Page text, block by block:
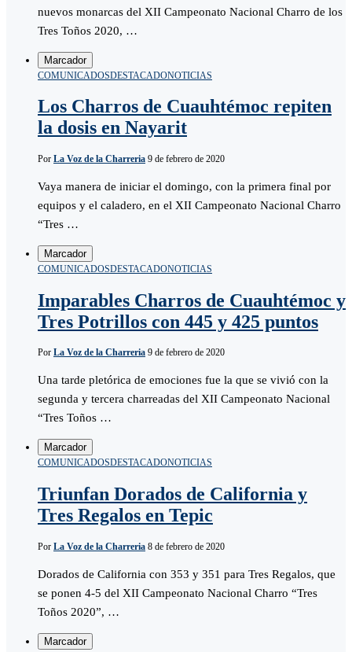
nuevos monarcas del XII Campeonato Nacional Charro de los
Tres Toños 2020, …
Marcador
COMUNICADOSDESTACADONOTICIAS
Los Charros de Cuauhtémoc repiten
la dosis en Nayarit
Por La Voz de la Charreria 9 de febrero de 2020
Vaya manera de iniciar el domingo, con la primera final por
equipos y el caladero, en el XII Campeonato Nacional Charro
“Tres …
Marcador
COMUNICADOSDESTACADONOTICIAS
Imparables Charros de Cuauhtémoc y
Tres Potrillos con 445 y 425 puntos
Por La Voz de la Charreria 9 de febrero de 2020
Una tarde pletórica de emociones fue la que se vivió con la
segunda y tercera charreadas del XII Campeonato Nacional
“Tres Toños …
Marcador
COMUNICADOSDESTACADONOTICIAS
Triunfan Dorados de California y
Tres Regalos en Tepic
Por La Voz de la Charreria 8 de febrero de 2020
Dorados de California con 353 y 351 para Tres Regalos, que
se ponen 4-5 del XII Campeonato Nacional Charro “Tres
Toños 2020”, …
Marcador